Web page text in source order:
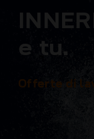
INNER
e tu.
Offerte di